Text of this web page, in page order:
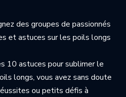
des groupes de passionnés
et astuces sur les poils longs
10 astuces pour sublimer le
longs, vous avez sans doute
ou petits défis à